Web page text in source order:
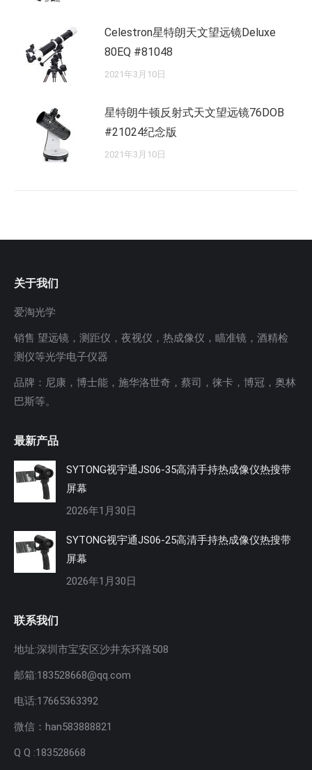
Celestron星特朗天文望远镜Deluxe
80EQ #81048
2021年3月10日
星特朗牛顿反射式天文望远镜76DOB
#21024纪念版
2021年3月10日
关于我们
爱淘光学
销售 望远镜，测距仪，夜视仪，热成像仪，瞄准镜，酒精检
测仪等光学电子仪器
品牌：尼康，博士能，施华洛世奇，蔡司，徕卡，博冠，奥林
巴斯等。
最新产品
SYTONG视宇通JS06-35高清手持热成像仪热搜带
屏幕
2026年1月30日
SYTONG视宇通JS06-25高清手持热成像仪热搜带
屏幕
2026年1月30日
联系我们
地址:深圳市宝安区沙井东环路508
邮箱:183528668@qq.com
电话:17665363392
微信：han583888821
Q Q :183528668